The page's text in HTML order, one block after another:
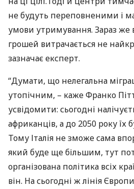
не будуть переповненими і
умови утримування. Зараз же
грошей витрачається не
зазначає експерт.
“Думати, що нелегальна
утопічним, – каже Франко
усвідомити: сьогодні
африканців, а до 2050 року їх
Тому Італія не зможе сама
який буде ще більшим, тут
організована політика всіх
він. На сьогодні ж лінія